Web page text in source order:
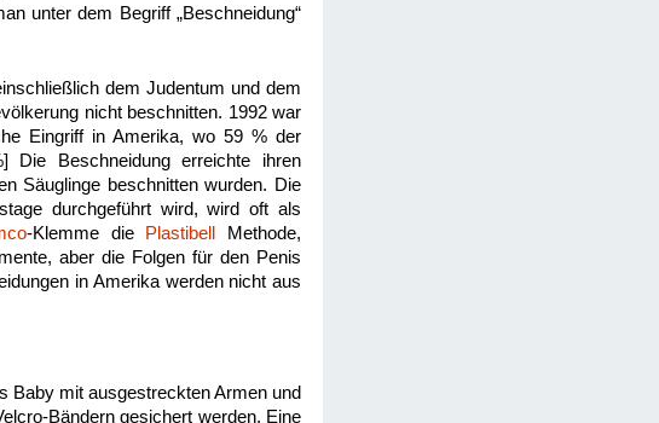
unter dem Begriff „Beschneidung“
dem Judentum und dem
nicht beschnitten. 1992 war
Eingriff in Amerika, wo 59 % der
Die Beschneidung erreichte ihren
Säuglinge beschnitten wurden. Die
durchgeführt wird, wird oft als
-Klemme die Plastibell
Methode,
aber die Folgen für den Penis
in Amerika werden nicht aus
Baby mit ausgestreckten Armen und
Bändern gesichert werden. Eine